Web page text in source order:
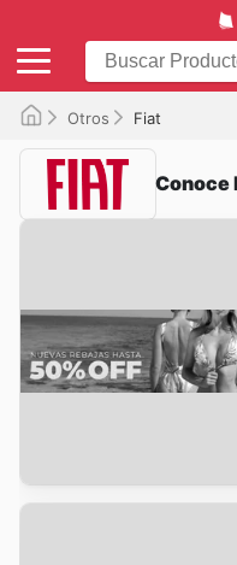
Otros Fiat
Conoce